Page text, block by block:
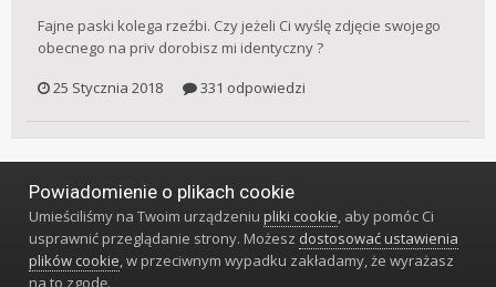
Fajne paski kolega rzeźbi. Czy jeżeli Ci wyślę zdjęcie swojego
obecnego na priv dorobisz mi identyczny ?
25 Stycznia 2018
331 odpowiedzi
Język Styl Polityka prywatności
Klub Miłośników Zegarów i Zegarków
Powered by Invision Community
Powiadomienie o plikach cookie
Umieściliśmy na Twoim urządzeniupliki cookie, aby pomóc Ci
usprawnić przeglądanie strony. Możesz dostosować ustawienia
plików cookie, w przeciwnym wypadku zakładamy, że wyrażasz
na to zgodę.